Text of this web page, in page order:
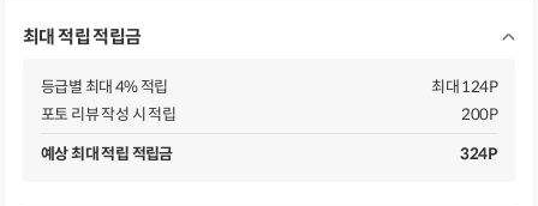
리
개
수
최대 적립 적립금
등급별 최대 4% 적립
최대 124P
포토 리뷰 작성 시 적립
200P
예상 최대 적립 적립금
324P